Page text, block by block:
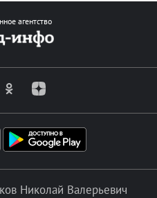
агентство
Николай Валерьевич